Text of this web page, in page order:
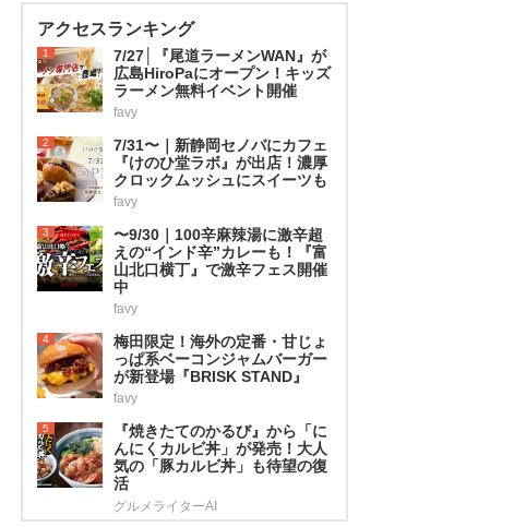
アクセスランキング
1
7/27│『尾道ラーメンWAN』が
広島HiroPaにオープン！キッズ
ラーメン無料イベント開催
favy
2
7/31〜｜新静岡セノバにカフェ
『けのひ堂ラボ』が出店！濃厚
クロックムッシュにスイーツも
favy
3
〜9/30｜100辛麻辣湯に激辛超
えの“インド辛”カレーも！『富
山北口横丁』で激辛フェス開催
中
favy
4
梅田限定！海外の定番・甘じょ
っぱ系ベーコンジャムバーガー
が新登場『BRISK STAND』
favy
5
『焼きたてのかるび』から「に
んにくカルビ丼」が発売！大人
気の「豚カルビ丼」も待望の復
活
グルメライターAI